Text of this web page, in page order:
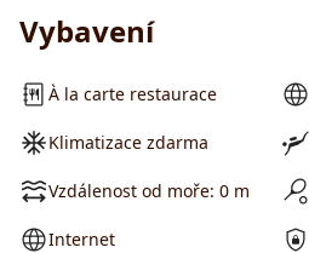
Vybavení
À la carte restaurace
Klimatizace zdarma
Vzdálenost od moře: 0 m
Internet